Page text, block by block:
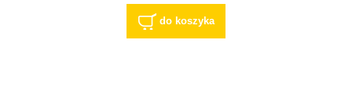
do koszyka